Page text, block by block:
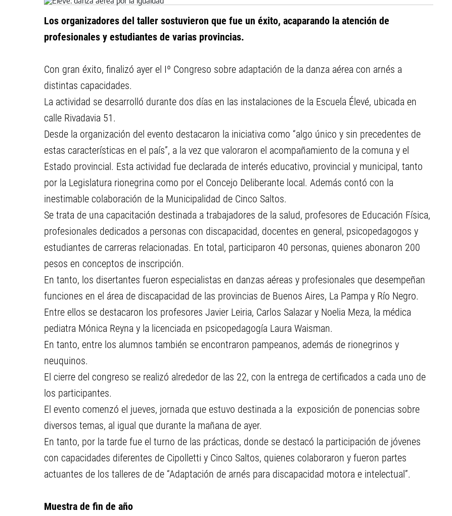
Los organizadores del taller sostuvieron que fue un éxito, acaparando la atención de
profesionales y estudiantes de varias provincias.
Con gran éxito, finalizó ayer el Iº Congreso sobre adaptación de la danza aérea con arnés a
distintas capacidades.
La actividad se desarrolló durante dos días en las instalaciones de la Escuela Élevé, ubicada en
calle Rivadavia 51.
Desde la organización del evento destacaron la iniciativa como “algo único y sin precedentes de
estas características en el país”, a la vez que valoraron el acompañamiento de la comuna y el
Estado provincial. Esta actividad fue declarada de interés educativo, provincial y municipal, tanto
por la Legislatura rionegrina como por el Concejo Deliberante local. Además contó con la
inestimable colaboración de la Municipalidad de Cinco Saltos.
Se trata de una capacitación destinada a trabajadores de la salud, profesores de Educación Física,
profesionales dedicados a personas con discapacidad, docentes en general, psicopedagogos y
estudiantes de carreras relacionadas. En total, participaron 40 personas, quienes abonaron 200
pesos en conceptos de inscripción.
En tanto, los disertantes fueron especialistas en danzas aéreas y profesionales que desempeñan
funciones en el área de discapacidad de las provincias de Buenos Aires, La Pampa y Río Negro.
Entre ellos se destacaron los profesores Javier Leiria, Carlos Salazar y Noelia Meza, la médica
pediatra Mónica Reyna y la licenciada en psicopedagogía Laura Waisman.
En tanto, entre los alumnos también se encontraron pampeanos, además de rionegrinos y
neuquinos.
El cierre del congreso se realizó alrededor de las 22, con la entrega de certificados a cada uno de
los participantes.
El evento comenzó el jueves, jornada que estuvo destinada a la exposición de ponencias sobre
diversos temas, al igual que durante la mañana de ayer.
En tanto, por la tarde fue el turno de las prácticas, donde se destacó la participación de jóvenes
con capacidades diferentes de Cipolletti y Cinco Saltos, quienes colaboraron y fueron partes
actuantes de los talleres de de “Adaptación de arnés para discapacidad motora e intelectual”.
Muestra de fin de año